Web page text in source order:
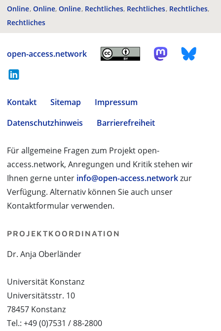
Online Online Online Rechtliches Rechtliches Rechtliches
Rechtliches
open-access.network
Kontakt Sitemap
Impressum
Datenschutzhinweis
Barrierefreiheit
Für allgemeine Fragen zum Projekt open-
access.network, Anregungen und Kritik stehen wir
Ihnen gerne unter info@open-access.networkzur
Verfügung. Alternativ können Sie auch unser
Kontaktformular verwenden.
PROJEKTKOORDINATION
Dr. Anja Oberländer
Universität Konstanz
Universitätsstr. 10
78457 Konstanz
Tel.: +49 (0)7531 / 88-2800